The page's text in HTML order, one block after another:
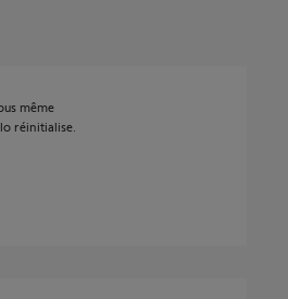
même
réinitialise.